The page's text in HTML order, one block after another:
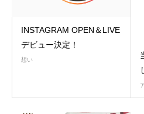
INSTAGRAM OPEN＆LIVE
デビュー決定！
想い